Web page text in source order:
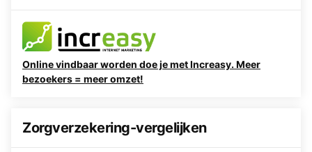
Online vindbaar worden doe je met Increasy. Meer
bezoekers = meer omzet!
Zorgverzekering-vergelijken